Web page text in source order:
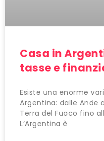
Casa in
tasse e
Esiste una enorme
Argentina: dalle Ande
Terra del Fuoco fino
L’Argentina è